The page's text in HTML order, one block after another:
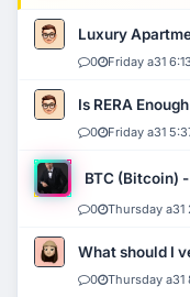
Luxury
0 Friday a31
Is RERA
0 Friday a31
BTC (Bitcoin)
0 Thursday a31
What should I
0 Thursday a31